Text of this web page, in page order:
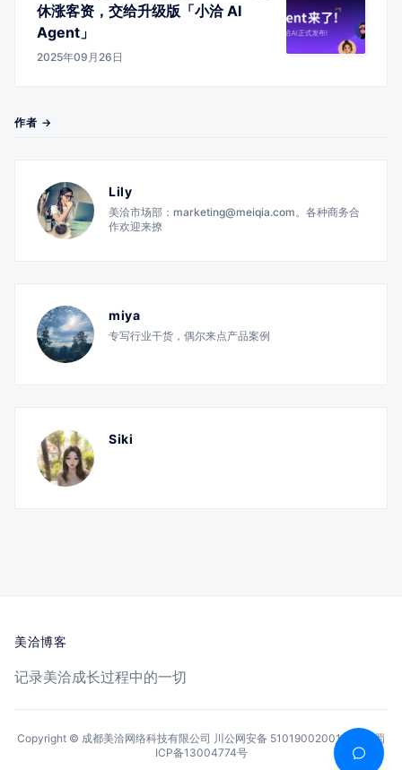
休涨客资，交给升级版「小洽 AI
Agent」
2025年09月26日
作者 →
Lily
美洽市场部：marketing@meiqia.com。各种商务合
作欢迎来撩
miya
专写行业干货，偶尔来点产品案例
Siki
美洽博客
记录美洽成长过程中的一切
Copyright © 成都美洽网络科技有限公司 川公网安备 51019002001144号
蜀
ICP备13004774号